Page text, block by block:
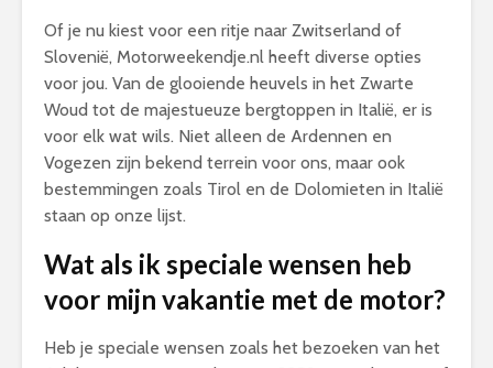
Of je nu kiest voor een ritje naar Zwitserland of
Slovenië, Motorweekendje.nl heeft diverse opties
voor jou. Van de glooiende heuvels in het Zwarte
Woud tot de majestueuze bergtoppen in Italië, er is
voor elk wat wils. Niet alleen de Ardennen en
Vogezen zijn bekend terrein voor ons, maar ook
bestemmingen zoals Tirol en de Dolomieten in Italië
staan op onze lijst.
Wat als ik speciale wensen heb
voor mijn vakantie met de motor?
Heb je speciale wensen zoals het bezoeken van het